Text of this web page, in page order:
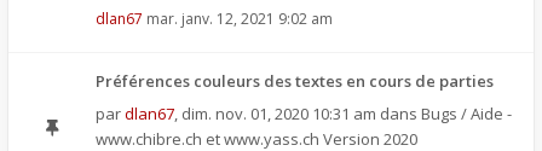
dlan67 mar. janv. 12, 2021 9:02 am
Préférences couleurs des textes en cours de parties
pardlan67, dim. nov. 01, 2020 10:31 am dans Bugs / Aide -
www.chibre.ch et www.yass.ch Version 2020